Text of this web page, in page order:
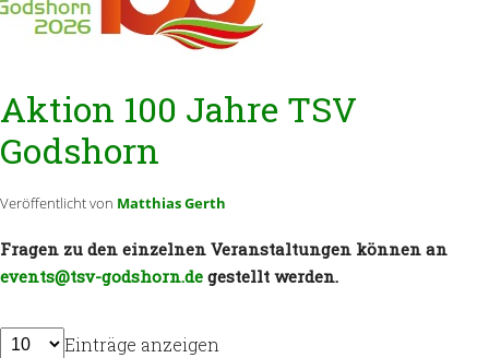
Aktion 100 Jahre TSV
Godshorn
Veröffentlicht von Matthias Gerth
Fragen zu den einzelnen Veranstaltungen können an
events@tsv-godshorn.de gestellt werden.
Einträge anzeigen